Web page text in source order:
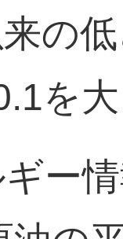
の
を
ギー